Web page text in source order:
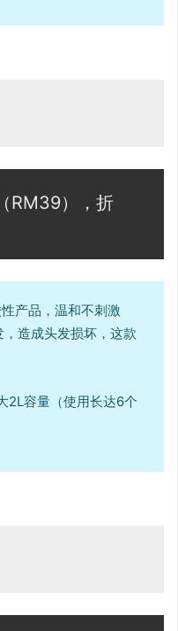
RM39），折
产品，温和不刺激
造成头发损坏，这款
2L容量（使用长达6个